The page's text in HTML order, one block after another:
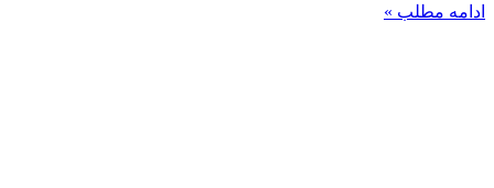
ادامه مطلب »